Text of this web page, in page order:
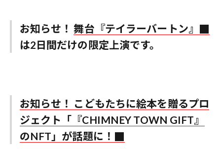
お知らせ！舞台『テイラーバートン』
は2日間だけの限定上演です。
お知らせ！ こどもたちに絵本を贈るプロ
ジェクト「『CHIMNEY TOWN GIFT』
のNFT」が話題に！